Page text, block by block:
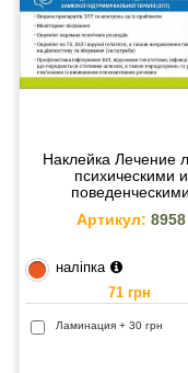
Наклейка Лечение
психическими и
поведенческими
Артикул: 8958
наліпка
71 грн
Ламинация + 30 грн